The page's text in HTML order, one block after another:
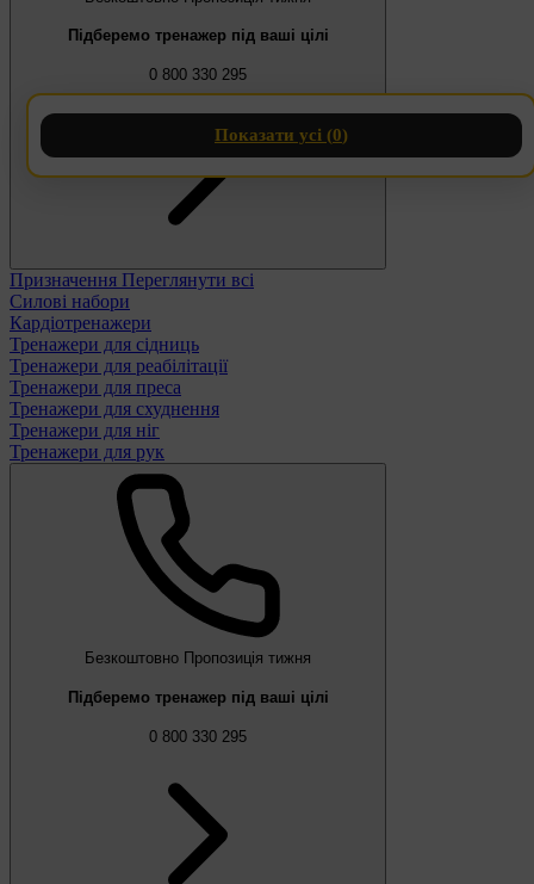
Підберемо тренажер під ваші цілі
0 800 330 295
Призначення Переглянути всі
Силові набори
Кардіотренажери
Тренажери для сідниць
Тренажери для реабілітації
Тренажери для преса
Тренажери для схуднення
Тренажери для ніг
Тренажери для рук
Безкоштовно Пропозиція тижня
Підберемо тренажер під ваші цілі
0 800 330 295
Показати усі (0)